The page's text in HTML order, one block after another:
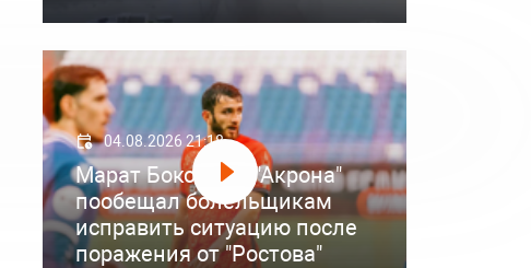
04.08.2026 21:18
Марат Бокоев из "Акрона"
пообещал болельщикам
исправить ситуацию после
поражения от "Ростова"